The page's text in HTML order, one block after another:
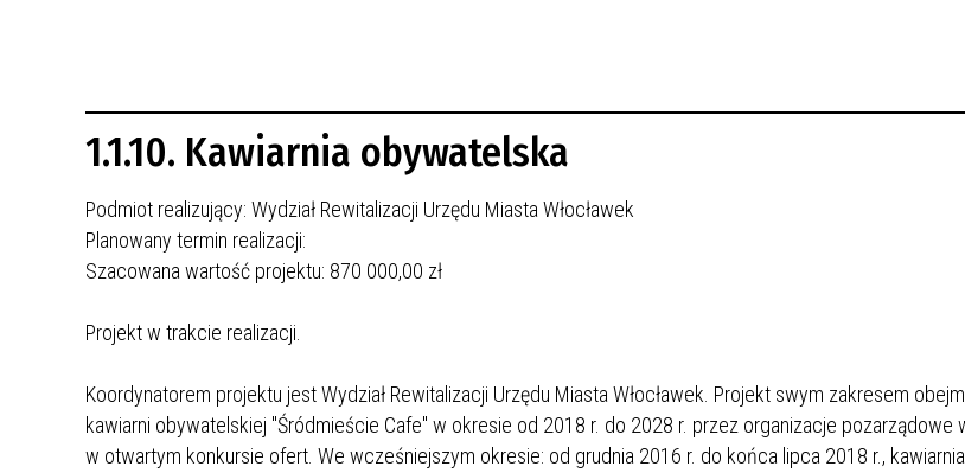
1.1.10. Kawiarnia obywatelska
Podmiot realizujący: Wydział Rewitalizacji Urzędu Miasta Włocławek
Planowany termin realizacji:
Szacowana wartość projektu: 870 000,00 zł
Projekt w trakcie realizacji.
Koordynatorem projektu jest Wydział Rewitalizacji Urzędu Miasta Włocławek. Projekt swym zakresem
kawiarni obywatelskiej "Śródmieście Cafe" w okresie od 2018 r. do 2028 r. przez organizacje pozarządowe
w otwartym konkursie ofert. We wcześniejszym okresie: od grudnia 2016 r. do końca lipca 2018 r.,